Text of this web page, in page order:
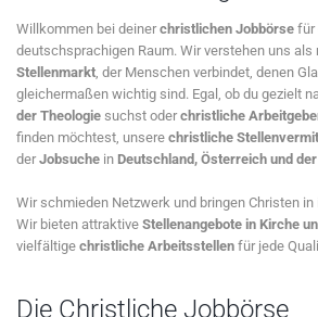
Willkommen bei deinerchristlichen Jobbörse für
deutschsprachigen Raum. Wir verstehen uns als
Stellenmarkt, der Menschen verbindet, denen
gleichermaßen wichtig sind. Egal, ob du gezielt
der Theologie suchst oderchristliche
finden möchtest, unsere christliche
derJobsuche in Deutschland, Österreich und
Wir schmieden Netzwerk und bringen Christen in
Wir bieten attraktive Stellenangebote in Kirche
vielfältige christliche Arbeitsstellen für jede
Die Christliche Jobbörse